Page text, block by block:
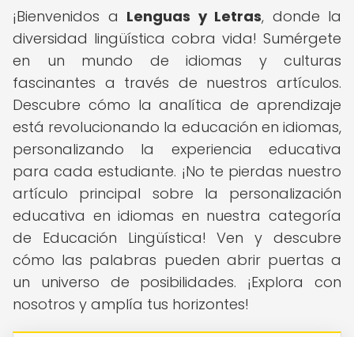
¡Bienvenidos a Lenguas y Letras, donde la
diversidad lingüística cobra vida! Sumérgete
en un mundo de idiomas y culturas
fascinantes a través de nuestros artículos.
Descubre cómo la analítica de aprendizaje
está revolucionando la educación en idiomas,
personalizando la experiencia educativa
para cada estudiante. ¡No te pierdas nuestro
artículo principal sobre la personalización
educativa en idiomas en nuestra categoría
de Educación Lingüística! Ven y descubre
cómo las palabras pueden abrir puertas a
un universo de posibilidades. ¡Explora con
nosotros y amplía tus horizontes!